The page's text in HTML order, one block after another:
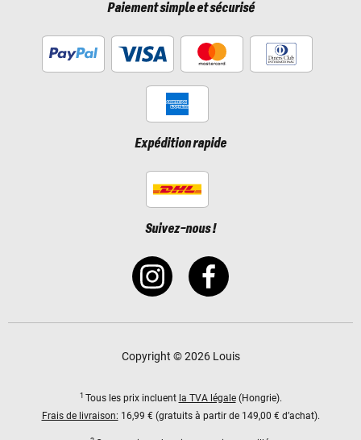
Paiement simple et sécurisé
Expédition rapide
Suivez-nous !
Copyright © 2026 Louis
1 Tous les prix incluent la TVA légale(Hongrie).
Frais de livraison: 16,99 € (gratuits à partir de 149,00 € d’achat).